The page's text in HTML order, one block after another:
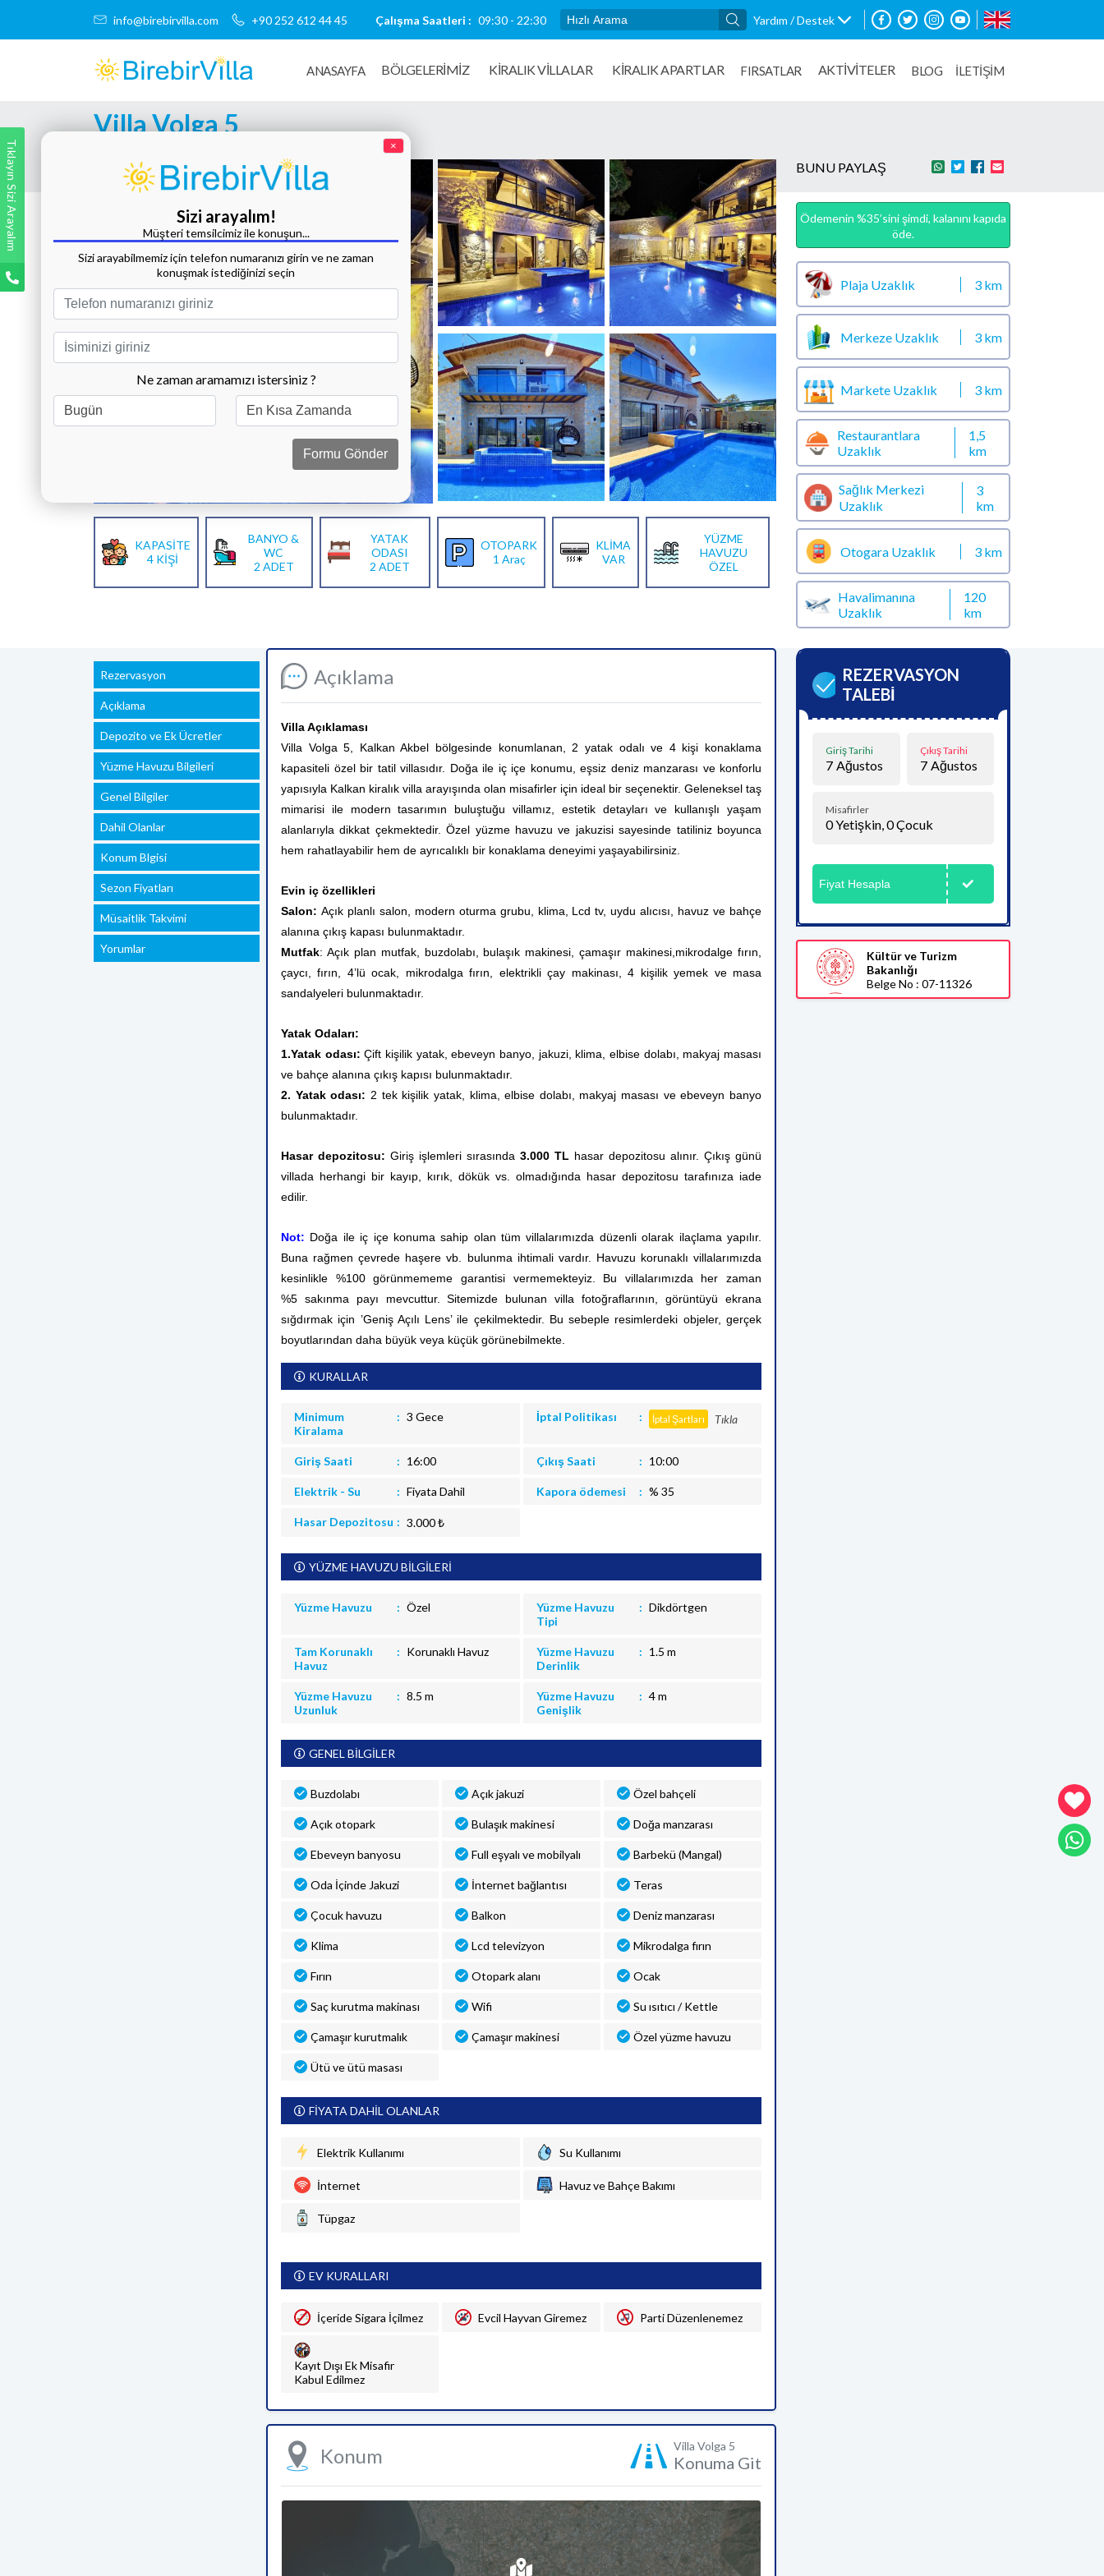
info@birebirvilla.com +90 252 612 44 45 Çalışma Saatleri : 09:30 - 22:30 Yardım / Destek
ANASAYFA BÖLGELERİMİZ KIRALIK VILLALAR KİRALIK APARTLAR FIRSATLAR AKTİVİTELER BLOG İLETİŞİM
Villa Volga 5
Tüm Fotoğrafları Göster
KAPASİTE
4 KİŞİ
BANYO &
WC
2 ADET
YATAK
ODASI
2 ADET
OTOPARK
1 Araç
KLİMA
VAR
YÜZME
HAVUZU
ÖZEL
BUNU PAYLAŞ
Ödemenin %35’sini şimdi, kalanını kapıda
öde.
Plaja Uzaklık 3 km
Merkeze Uzaklık 3 km
Markete Uzaklık 3 km
Restaurantlara
Uzaklık
1,5
km
Sağlık Merkezi
Uzaklık
3
km
Otogara Uzaklık 3 km
Havalimanına
Uzaklık
120
km
Rezervasyon
Açıklama
Depozito ve Ek Ücretler
Yüzme Havuzu Bilgileri
Genel Bilgiler
Dahil Olanlar
Konum Blgisi
Sezon Fiyatları
Müsaitlik Takvimi
Yorumlar
Açıklama
Villa Açıklaması
Villa Volga 5, Kalkan Akbel bölgesinde konumlanan, 2 yatak odalı ve 4 kişi konaklama
kapasiteli özel bir tatil villasıdır. Doğa ile iç içe konumu, eşsiz deniz manzarası ve konforlu
yapısıyla Kalkan kiralık villa arayışında olan misafirler için ideal bir seçenektir. Geleneksel taş
mimarisi ile modern tasarımın buluştuğu villamız, estetik detayları ve kullanışlı yaşam
alanlarıyla dikkat çekmektedir. Özel yüzme havuzu ve jakuzisi sayesinde tatiliniz boyunca
hem rahatlayabilir hem de ayrıcalıklı bir konaklama deneyimi yaşayabilirsiniz.
Evin iç özellikleri
Salon: Açık planlı salon, modern oturma grubu, klima, Lcd tv, uydu alıcısı, havuz ve bahçe
alanına çıkış kapası bulunmaktadır.
Mutfak: Açık plan mutfak, buzdolabı, bulaşık makinesi, çamaşır makinesi,mikrodalge fırın,
çaycı, fırın, 4’lü ocak, mikrodalga fırın, elektrikli çay makinası, 4 kişilik yemek ve masa
sandalyeleri bulunmaktadır.
Yatak Odaları:
1.Yatak odası: Çift kişilik yatak, ebeveyn banyo, jakuzi, klima, elbise dolabı, makyaj masası
ve bahçe alanına çıkış kapısı bulunmaktadır.
2. Yatak odası: 2 tek kişilik yatak, klima, elbise dolabı, makyaj masası ve ebeveyn banyo
bulunmaktadır.
Hasar depozitosu: Giriş işlemleri sırasında 3.000 TL hasar depozitosu alınır. Çıkış günü
villada herhangi bir kayıp, kırık, dökük vs. olmadığında hasar depozitosu tarafınıza iade
edilir.
Not: Doğa ile iç içe konuma sahip olan tüm villalarımızda düzenli olarak ilaçlama yapılır.
Buna rağmen çevrede haşere vb. bulunma ihtimali vardır. Havuzu korunaklı villalarımızda
kesinlikle %100 görünmememe garantisi vermemekteyiz. Bu villalarımızda her zaman
%5 sakınma payı mevcuttur.
Sitemizde bulunan villa fotoğraflarının, görüntüyü ekrana
sığdırmak için ’Geniş Açılı Lens’ ile çekilmektedir. Bu sebeple resimlerdeki objeler, gerçek
boyutlarından daha büyük veya küçük görünebilmekte.
KURALLAR
Minimum
Kiralama
3 Gece İptal Politikası İptal Şartları Tıkla
Giriş Saati 16:00 Çıkış Saati 10:00
Elektrik - Su Fiyata Dahil Kapora ödemesi % 35
Hasar Depozitosu 3.000 ₺
YÜZME HAVUZU BİLGİLERİ
Yüzme Havuzu Özel
Yüzme Havuzu
Tipi
Dikdörtgen
Tam Korunaklı
Havuz
Korunaklı Havuz
Yüzme Havuzu
Derinlik
1.5 m
Yüzme Havuzu
Uzunluk
8.5 m
Yüzme Havuzu
Genişlik
4 m
GENEL BİLGİLER
Buzdolabı Açık jakuzi Özel bahçeli
Açık otopark Bulaşık makinesi Doğa manzarası
Ebeveyn banyosu Full eşyalı ve mobilyalı Barbekü (Mangal)
Oda İçinde Jakuzi İnternet bağlantısı Teras
Çocuk havuzu Balkon Deniz manzarası
Klima Lcd televizyon Mikrodalga fırın
Fırın Otopark alanı Ocak
Saç kurutma makinası Wifi Su ısıtıcı / Kettle
Çamaşır kurutmalık Çamaşır makinesi Özel yüzme havuzu
Ütü ve ütü masası
FİYATA DAHİL OLANLAR
Elektrik Kullanımı Su Kullanımı
İnternet Havuz ve Bahçe Bakımı
Tüpgaz
EV KURALLARI
İçeride Sigara İçilmez Evcil Hayvan Giremez Parti Düzenlenemez
Kayıt Dışı Ek Misafir
Kabul Edilmez
Konum Villa Volga 5
Konuma Git
REZERVASYON
TALEBİ
Giriş Tarihi
7 Ağustos
Çıkış Tarihi
7 Ağustos
Misafirler
0Yetişkin,0Çocuk
Fiyat Hesapla
Kültür ve Turizm
Bakanlığı
Belge No : 07-11326
Tıklayın Sizi Arayalım ×
Sizi arayalım!
Müşteri temsilcimiz ile konuşun...
Sizi arayabilmemiz için telefon numaranızı girin ve ne zaman
konuşmak istediğinizi seçin
Ne zaman aramamızı istersiniz ?
Formu Gönder